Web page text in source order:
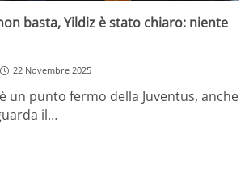
basta, Yildiz è stato chiaro: niente
22 Novembre 2025
un punto fermo della Juventus, anche
il…